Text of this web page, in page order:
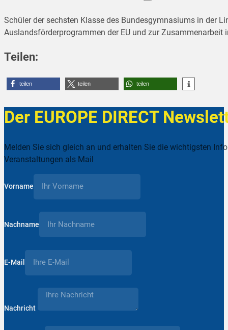
Schüler der sechsten Klasse des Bundesgymnasiums in der
Auslandsförderprogrammen der EU und zur
Teilen:
teilen teilen teilen
Der EUROPE DIRECT
Melden Sie sich gleich an und erhalten Sie die wichtigsten
Veranstaltungen als Mail
Vorname
Nachname
E-Mail
Nachricht